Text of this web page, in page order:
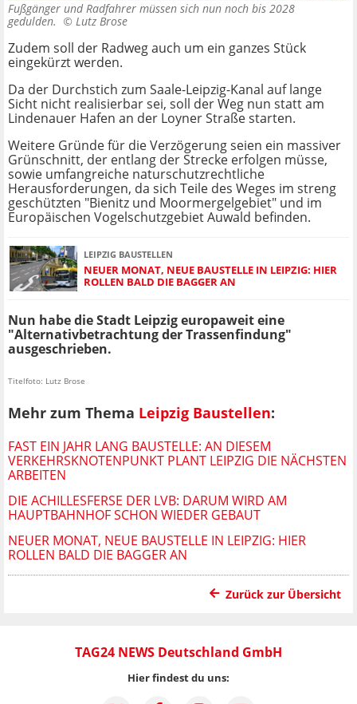
Fußgänger und Radfahrer müssen sich nun noch bis 2028
gedulden. © Lutz Brose
Zudem soll der Radweg auch um ein ganzes Stück
eingekürzt werden.
Da der Durchstich zum Saale-Leipzig-Kanal auf lange
Sicht nicht realisierbar sei, soll der Weg nun statt am
Lindenauer Hafen an der Loyner Straße starten.
Weitere Gründe für die Verzögerung seien ein massiver
Grünschnitt, der entlang der Strecke erfolgen müsse,
sowie umfangreiche naturschutzrechtliche
Herausforderungen, da sich Teile des Weges im streng
geschützten "Bienitz und Moormergelgebiet" und im
Europäischen Vogelschutzgebiet Auwald befinden.
LEIPZIG BAUSTELLEN
NEUER MONAT, NEUE BAUSTELLE IN LEIPZIG: HIER
ROLLEN BALD DIE BAGGER AN
Nun habe die Stadt Leipzig europaweit eine
"Alternativbetrachtung der Trassenfindung"
ausgeschrieben.
Titelfoto: Lutz Brose
Mehr zum Thema Leipzig Baustellen:
FAST EIN JAHR LANG BAUSTELLE: AN DIESEM
VERKEHRSKNOTENPUNKT PLANT LEIPZIG DIE NÄCHSTEN
ARBEITEN
DIE ACHILLESFERSE DER LVB: DARUM WIRD AM
HAUPTBAHNHOF SCHON WIEDER GEBAUT
NEUER MONAT, NEUE BAUSTELLE IN LEIPZIG: HIER
ROLLEN BALD DIE BAGGER AN
Zurück zur Übersicht
TAG24 NEWS Deutschland GmbH
Hier findest du uns: